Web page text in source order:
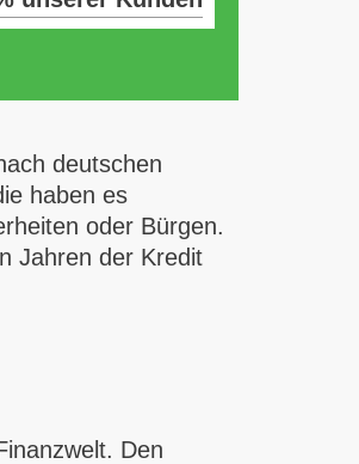
deutschen
haben es
oder Bürgen.
Jahren der Kredit
Den